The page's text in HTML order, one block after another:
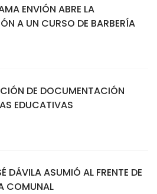
ENVIÓN ABRE LA
A UN CURSO DE BARBERÍA
DE DOCUMENTACIÓN
EDUCATIVAS
DÁVILA ASUMIÓ AL FRENTE DE
COMUNAL